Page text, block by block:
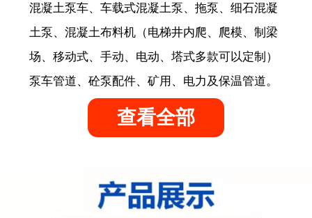
混凝土泵车、车载式混凝土泵、拖泵、细石混凝
土泵、混凝土布料机（电梯井内爬、爬模、制梁
场、移动式、手动、电动、塔式多款可以定制）
泵车管道、砼泵配件、矿用、电力及保温管道。
查看全部